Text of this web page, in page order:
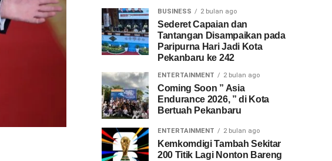
BUSINESS 2 bulan ago
Sederet Capaian dan
Tantangan Disampaikan pada
Paripurna Hari Jadi Kota
Pekanbaru ke 242
ENTERTAINMENT 2 bulan ago
Coming Soon ” Asia
Endurance 2026, ” di Kota
Bertuah Pekanbaru
ENTERTAINMENT 2 bulan ago
Kemkomdigi Tambah Sekitar
200 Titik Lagi Nonton Bareng